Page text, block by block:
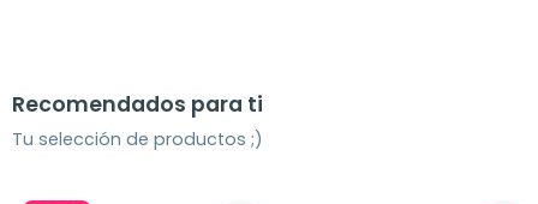
Recomendados para ti
Tu selección de productos ;)